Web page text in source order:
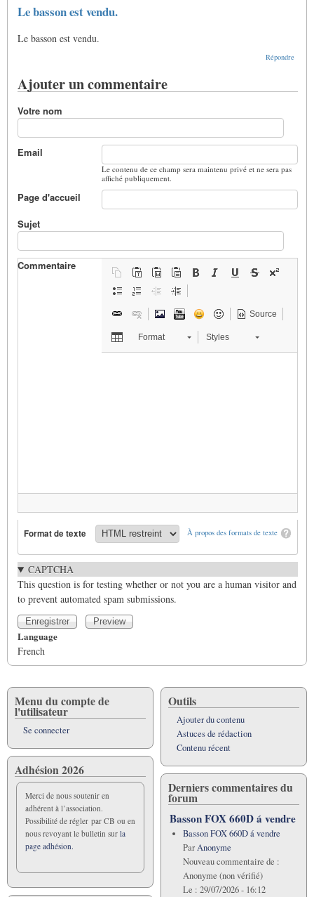
En
réponse
Le
4000
euros.
par
Lescure
vérifié)
Le basson est vendu.
Le basson est vendu.
Répondre
Ajouter un commentaire
Votre nom
Email
Le contenu de ce champ sera maintenu privé et ne sera pas
affiché publiquement.
Page d'accueil
Sujet
Commentaire
Source
Format Styles
À propos des formats de texte
Format de texte
CAPTCHA
This question is for testing whether or not you are a human visitor and
to prevent automated spam submissions.
Language
French
Menu du compte de
l'utilisateur
Se connecter
Adhésion 2026
Merci de nous soutenir en
adhérent à l’association.
Possibilité de régler par CB ou en
nous revoyant le bulletin sur la
page adhésion.
Outils
Ajouter du contenu
Astuces de rédaction
Contenu récent
Derniers commentaires du
forum
Basson FOX 660D á vendre
Basson FOX 660D á vendre
ParAnonyme
Nouveau commentaire de :
Anonyme (non vérifié)
Le : 29/07/2026 - 16:12